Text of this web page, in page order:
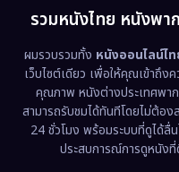
Family ครอบครัว
Fantasy จินตนาการ
Fiction
Film
รวมหนังไทย หนังพา
ผมรวบรวมทั้ง หนังออนไลน์ไ
เว็บไซต์เดียว เพื่อให้คุณเข้าถึง
คุณภาพ หนังต่างประเทศพ
สามารถรับชมได้ทันทีโดยไม่ต้อ
24 ชั่วโมง พร้อมระบบที่ดูได้ลื่
ประสบการณ์การดูหนัง